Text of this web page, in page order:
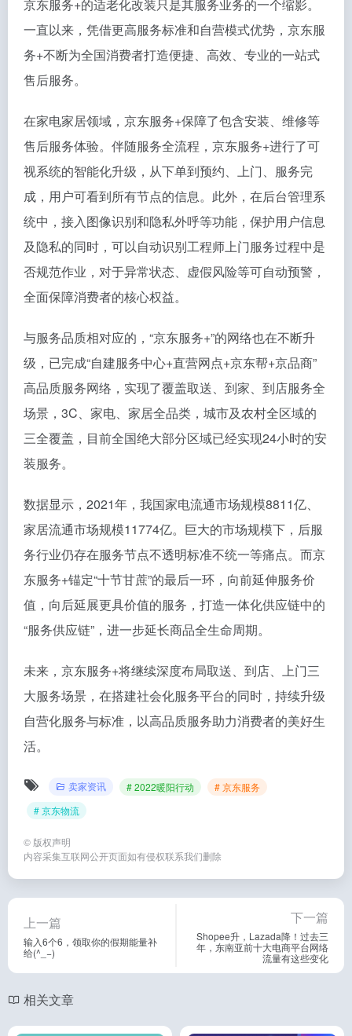
京东服务+的适老化改装只是其服务业务的一个缩影。
一直以来，凭借更高服务标准和自营模式优势，京东服
务+不断为全国消费者打造便捷、高效、专业的一站式
售后服务。
在家电家居领域，京东服务+保障了包含安装、维修等
售后服务体验。伴随服务全流程，京东服务+进行了可
视系统的智能化升级，从下单到预约、上门、服务完
成，用户可看到所有节点的信息。此外，在后台管理系
统中，接入图像识别和隐私外呼等功能，保护用户信息
及隐私的同时，可以自动识别工程师上门服务过程中是
否规范作业，对于异常状态、虚假风险等可自动预警，
全面保障消费者的核心权益。
与服务品质相对应的，“京东服务+”的网络也在不断升
级，已完成“自建服务中心+直营网点+京东帮+京品商”
高品质服务网络，实现了覆盖取送、到家、到店服务全
场景，3C、家电、家居全品类，城市及农村全区域的
三全覆盖，目前全国绝大部分区域已经实现24小时的安
装服务。
数据显示，2021年，我国家电流通市场规模8811亿、
家居流通市场规模11774亿。巨大的市场规模下，后服
务行业仍存在服务节点不透明标准不统一等痛点。而京
东服务+锚定“十节甘蔗”的最后一环，向前延伸服务价
值，向后延展更具价值的服务，打造一体化供应链中的
“服务供应链”，进一步延长商品全生命周期。
未来，京东服务+将继续深度布局取送、到店、上门三
大服务场景，在搭建社会化服务平台的同时，持续升级
自营化服务与标准，以高品质服务助力消费者的美好生
活。
卖家资讯 # 2022暖阳行动
# 京东服务
# 京东物流
© 版权声明
内容采集互联网公开页面如有侵权联系我们删除
上一篇
输入6个6，领取你的假期能量补
给(^_−)
下一篇
Shopee升，Lazada降！过去三
年，东南亚前十大电商平台网络
流量有这些变化
相关文章